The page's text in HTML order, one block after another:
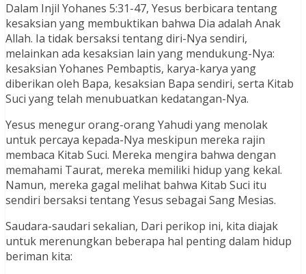
Dalam Injil Yohanes 5:31-47, Yesus berbicara tentang
kesaksian yang membuktikan bahwa Dia adalah Anak
Allah. Ia tidak bersaksi tentang diri-Nya sendiri,
melainkan ada kesaksian lain yang mendukung-Nya:
kesaksian Yohanes Pembaptis, karya-karya yang
diberikan oleh Bapa, kesaksian Bapa sendiri, serta Kitab
Suci yang telah menubuatkan kedatangan-Nya.
Yesus menegur orang-orang Yahudi yang menolak
untuk percaya kepada-Nya meskipun mereka rajin
membaca Kitab Suci. Mereka mengira bahwa dengan
memahami Taurat, mereka memiliki hidup yang kekal.
Namun, mereka gagal melihat bahwa Kitab Suci itu
sendiri bersaksi tentang Yesus sebagai Sang Mesias.
Saudara-saudari sekalian, Dari perikop ini, kita diajak
untuk merenungkan beberapa hal penting dalam hidup
beriman kita: